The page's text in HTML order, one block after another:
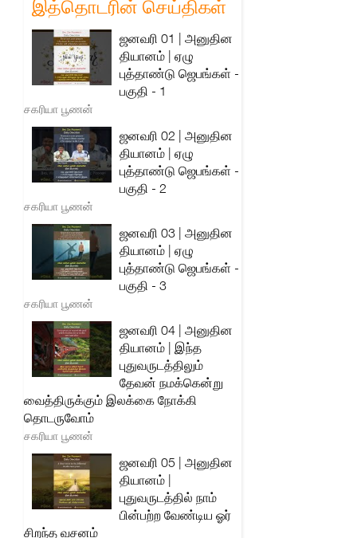
இத்தொடரின் செய்திகள்
ஜனவரி 01 | அனுதின
தியானம் | ஏழு
புத்தாண்டு ஜெபங்கள் -
பகுதி - 1
சகரியா பூணன்
ஜனவரி 02 | அனுதின
தியானம் | ஏழு
புத்தாண்டு ஜெபங்கள் -
பகுதி - 2
சகரியா பூணன்
ஜனவரி 03 | அனுதின
தியானம் | ஏழு
புத்தாண்டு ஜெபங்கள் -
பகுதி - 3
சகரியா பூணன்
ஜனவரி 04 | அனுதின
தியானம் | இந்த
புதுவருடத்திலும்
தேவன் நமக்கென்று
வைத்திருக்கும் இலக்கை நோக்கி
தொடருவோம்
சகரியா பூணன்
ஜனவரி 05 | அனுதின
தியானம் |
புதுவருடத்தில் நாம்
பின்பற்ற வேண்டிய ஓர்
சிறந்த வசனம்